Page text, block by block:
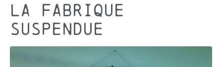
La Fabrique
Suspendue